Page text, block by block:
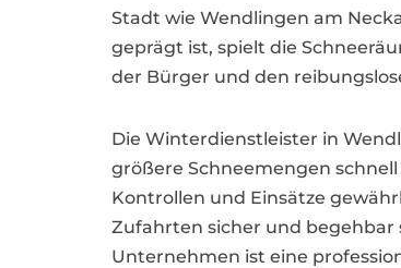
Stadt wie Wendlingen am
geprägt ist, spielt die
der Bürger und den
Die Winterdienstleister in
größere Schneemengen
Kontrollen und Einsätze
Zufahrten sicher und begehbar
Unternehmen ist eine